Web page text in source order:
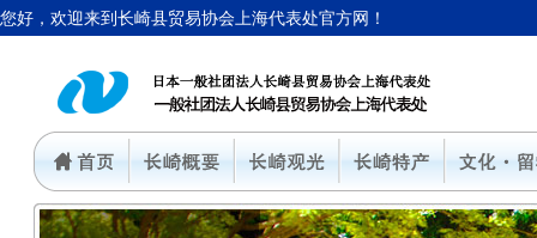
您好，欢迎来到长崎县贸易协会上海代表处官方网！